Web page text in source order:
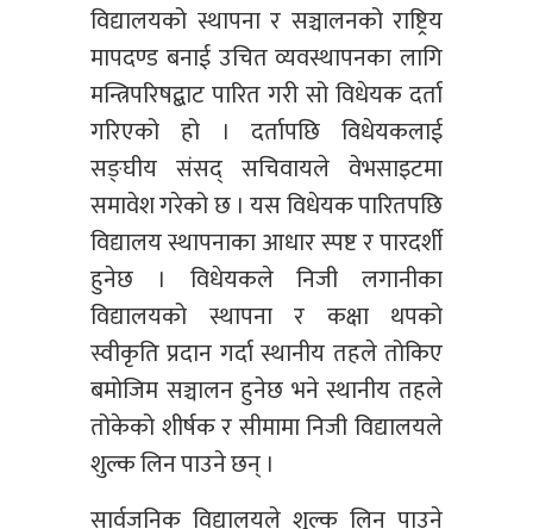
विद्यालयको स्थापना र सञ्चालनको राष्ट्रिय
मापदण्ड बनाई उचित व्यवस्थापनका लागि
मन्त्रिपरिषद्बाट पारित गरी सो विधेयक दर्ता
गरिएको हो । दर्तापछि विधेयकलाई
सङ्घीय संसद् सचिवायले वेभसाइटमा
समावेश गरेको छ । यस विधेयक पारितपछि
विद्यालय स्थापनाका आधार स्पष्ट र पारदर्शी
हुनेछ । विधेयकले निजी लगानीका
विद्यालयको स्थापना र कक्षा थपको
स्वीकृति प्रदान गर्दा स्थानीय तहले तोकिए
बमोजिम सञ्चालन हुनेछ भने स्थानीय तहले
तोकेको शीर्षक र सीमामा निजी विद्यालयले
शुल्क लिन पाउने छन् ।